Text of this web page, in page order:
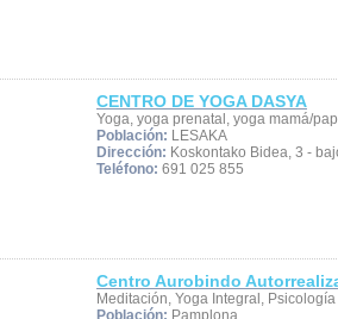
CENTRO DE YOGA DASYA
Yoga, yoga prenatal, yoga mamá/
Población: LESAKA
Dirección: Koskontako Bidea, 3 -
Teléfono: 691 025 855
Centro Aurobindo
Meditación, Yoga Integral,